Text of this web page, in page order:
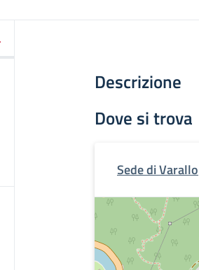
Descrizione
Dove si trova
Sede di Varallo